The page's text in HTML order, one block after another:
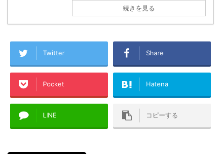
続きを見る
Twitter Share
Pocket Hatena
LINE コピーする